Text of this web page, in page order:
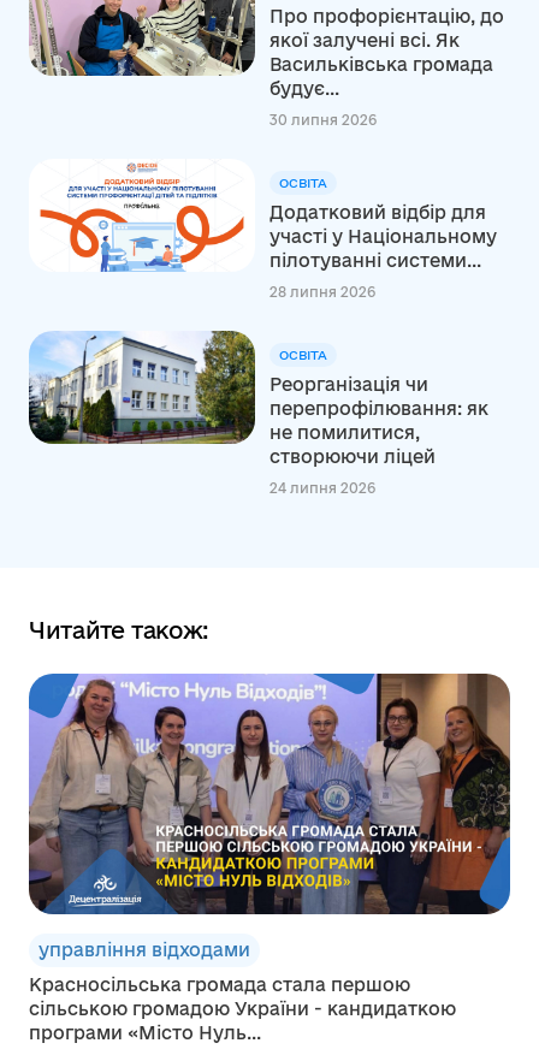
Про профорієнтацію, до
якої залучені всі. Як
Васильківська громада
будує...
30 липня 2026
ОСВІТА
Додатковий відбір для
участі у Національному
пілотуванні системи...
28 липня 2026
ОСВІТА
Реорганізація чи
перепрофілювання: як
не помилитися,
створюючи ліцей
24 липня 2026
Читайте також:
управління відходами
Красносільська громада стала першою
сільською громадою України - кандидаткою
програми «Місто Нуль...